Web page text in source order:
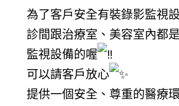
為了客戶安全有裝錄影監視
診間跟治療室、美容室內都
監視設備的喔
可以請客戶放心
提供一個安全、尊重的醫療